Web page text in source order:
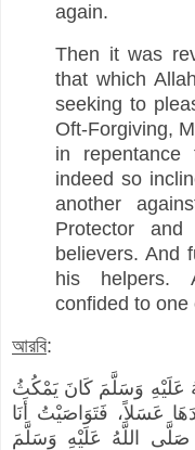
again.
Then it was
that which
seeking to
Oft-Forgiving,
in
indeed so
another
Protector
believers. And
his helpers.
confided to one
আরবি:
عَلَيْهِ وَسَلَّمَ كَانَ يَمْكُثُ
عَسَلاً، فَتَوَاصَيْتُ أَنَا
صَلَّى اللَّهُ عَلَيْهِ وَسَلَّمَ